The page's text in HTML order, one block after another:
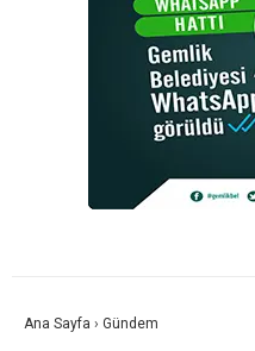
Ana Sayfa › Gündem